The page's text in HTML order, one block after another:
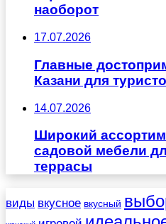
наоборот
17.07.2026
Главные
Казани для
14.07.2026
Широкий
садовой мебели
террасы
виды вкусное вкусный